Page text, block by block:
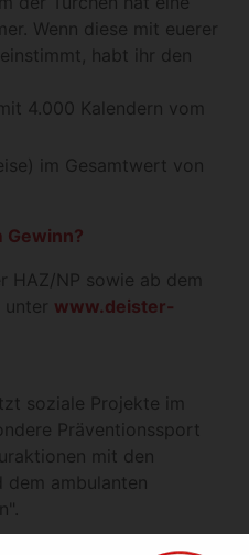
Wenn diese mit euerer
habt ihr den
4.000 Kalendern vom
im Gesamtwert von
Gewinn?
HAZ/NP sowie ab dem
www.deister-
soziale Projekte im
Präventionssport
mit den
dem ambulanten